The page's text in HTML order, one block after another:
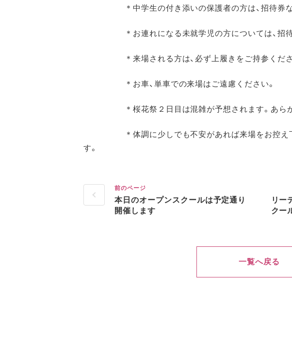
＊中学生の付き添いの保護者の方は、招待券な
＊お連れになる未就学児の方については、招待
＊来場される方は、必ず上履きをご持参くださ
＊お車、単車での来場はご遠慮ください。
＊桜花祭２日目は混雑が予想されます。あらか
＊体調に少しでも不安があれば来場をお控え下
す。
前のページ
本日のオープンスクールは予定通り
開催します
リー
クー
一覧へ戻る